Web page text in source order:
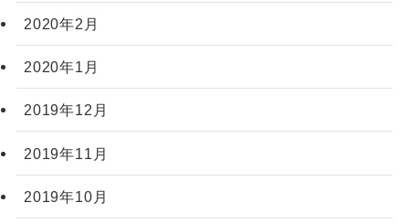
2020年2月
2020年1月
2019年12月
2019年11月
2019年10月